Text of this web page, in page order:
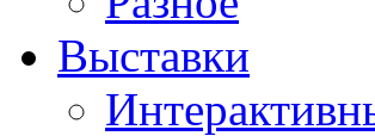
Выставки